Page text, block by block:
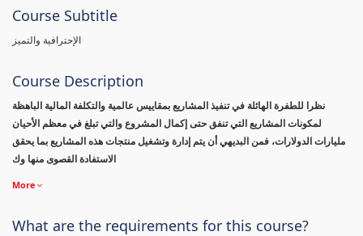
Course Subtitle
الإحترافية والتميز
Course Description
نظرا للطفرة الهائلة في تنفيذ المشاريع بمقاييس عالمية والتكلفة المالية الباهظة
لمكونات المشاريع التي تنفق حتى إكمال المشروع والتي تبلغ في معظم الأحيان
مليارات الدولارات، فمن البديهي أن يتم إدارة وتشغيل منتجات هذه المشاريع بما يحقق
الاستفادة القصوى منها وك
More
What are the requirements for this course?